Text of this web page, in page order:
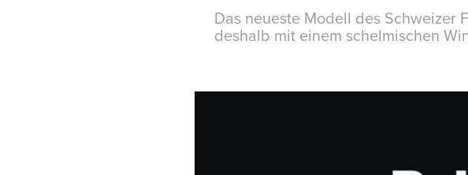
Das neueste Modell des
deshalb mit einem schelmischen